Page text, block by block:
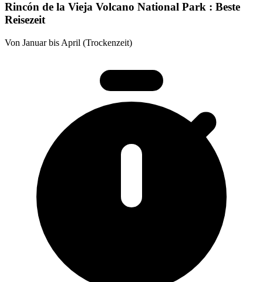
Rincón de la Vieja Volcano National Park : Beste
Reisezeit
Von Januar bis April (Trockenzeit)